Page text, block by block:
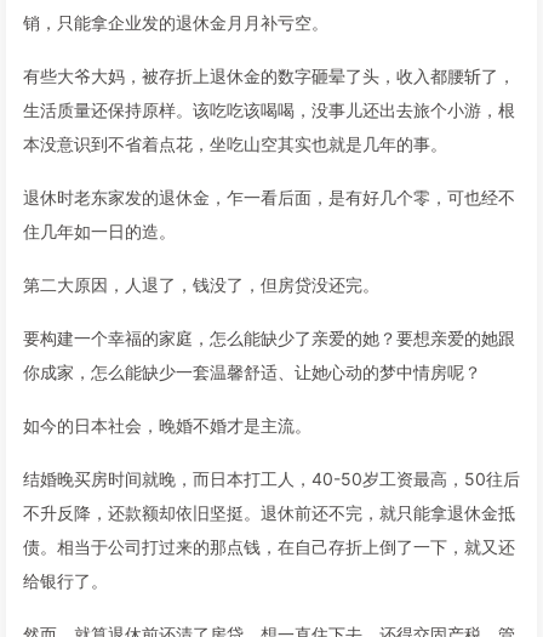
销，只能拿企业发的退休金月月补亏空。
有些大爷大妈，被存折上退休金的数字砸晕了头，收入都腰斩了，
生活质量还保持原样。该吃吃该喝喝，没事儿还出去旅个小游，根
本没意识到不省着点花，坐吃山空其实也就是几年的事。
退休时老东家发的退休金，乍一看后面，是有好几个零，可也经不
住几年如一日的造。
第二大原因，人退了，钱没了，但房贷没还完。
要构建一个幸福的家庭，怎么能缺少了亲爱的她？要想亲爱的她跟
你成家，怎么能缺少一套温馨舒适、让她心动的梦中情房呢？
如今的日本社会，晚婚不婚才是主流。
结婚晚买房时间就晚，而日本打工人，40-50岁工资最高，50往后
不升反降，还款额却依旧坚挺。退休前还不完，就只能拿退休金抵
债。相当于公司打过来的那点钱，在自己存折上倒了一下，就又还
给银行了。